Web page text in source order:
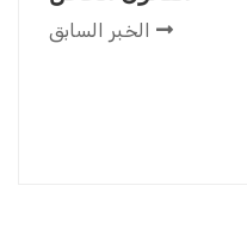
الخبر السابق